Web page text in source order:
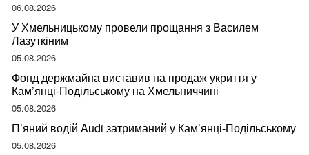
06.08.2026
У Хмельницькому провели прощання з Василем
Лазуткіним
05.08.2026
Фонд держмайна виставив на продаж укриття у
Кам’янці-Подільському на Хмельниччині
05.08.2026
П’яний водій Audi затриманий у Кам’янці-Подільському
05.08.2026